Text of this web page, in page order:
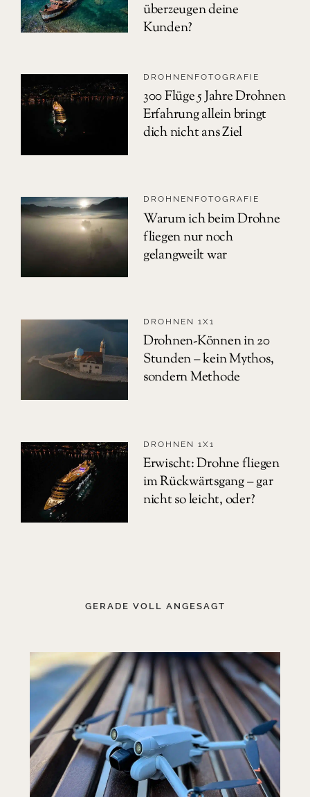
überzeugen deine
Kunden?
300 Flüge 5 Jahre Drohnen
Erfahrung allein bringt
dich nicht ans Ziel
DROHNENFOTOGRAFIE
Warum ich beim Drohne
fliegen nur noch
gelangweilt war
DROHNENFOTOGRAFIE
Drohnen-Können in 20
Stunden – kein Mythos,
sondern Methode
DROHNEN 1X1
Erwischt: Drohne fliegen
im Rückwärtsgang – gar
nicht so leicht, oder?
DROHNEN 1X1
GERADE VOLL ANGESAGT